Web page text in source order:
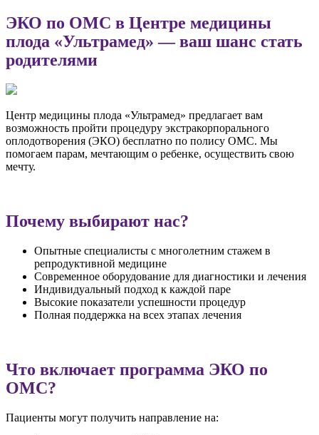
ЭКО по ОМС в Центре медицины
плода «Ультрамед» — ваш шанс стать
родителями
Центр медицины плода «Ультрамед» предлагает вам
возможность пройти процедуру экстракорпорального
оплодотворения (ЭКО) бесплатно по полису ОМС. Мы
помогаем парам, мечтающим о ребенке, осуществить свою
мечту.
Почему выбирают нас?
Опытные специалисты с многолетним стажем в
репродуктивной медицине
Современное оборудование для диагностики и лечения
Индивидуальный подход к каждой паре
Высокие показатели успешности процедур
Полная поддержка на всех этапах лечения
Что включает программа ЭКО по
ОМС?
Пациенты могут получить направление на: